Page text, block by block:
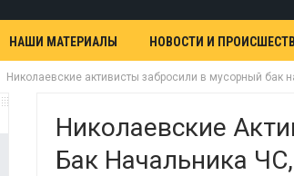
НАШИ МАТЕРИАЛЫ НОВОСТИ И
Николаевские активисты забросили в мусорный бак
Николаевские
Бак Начальника